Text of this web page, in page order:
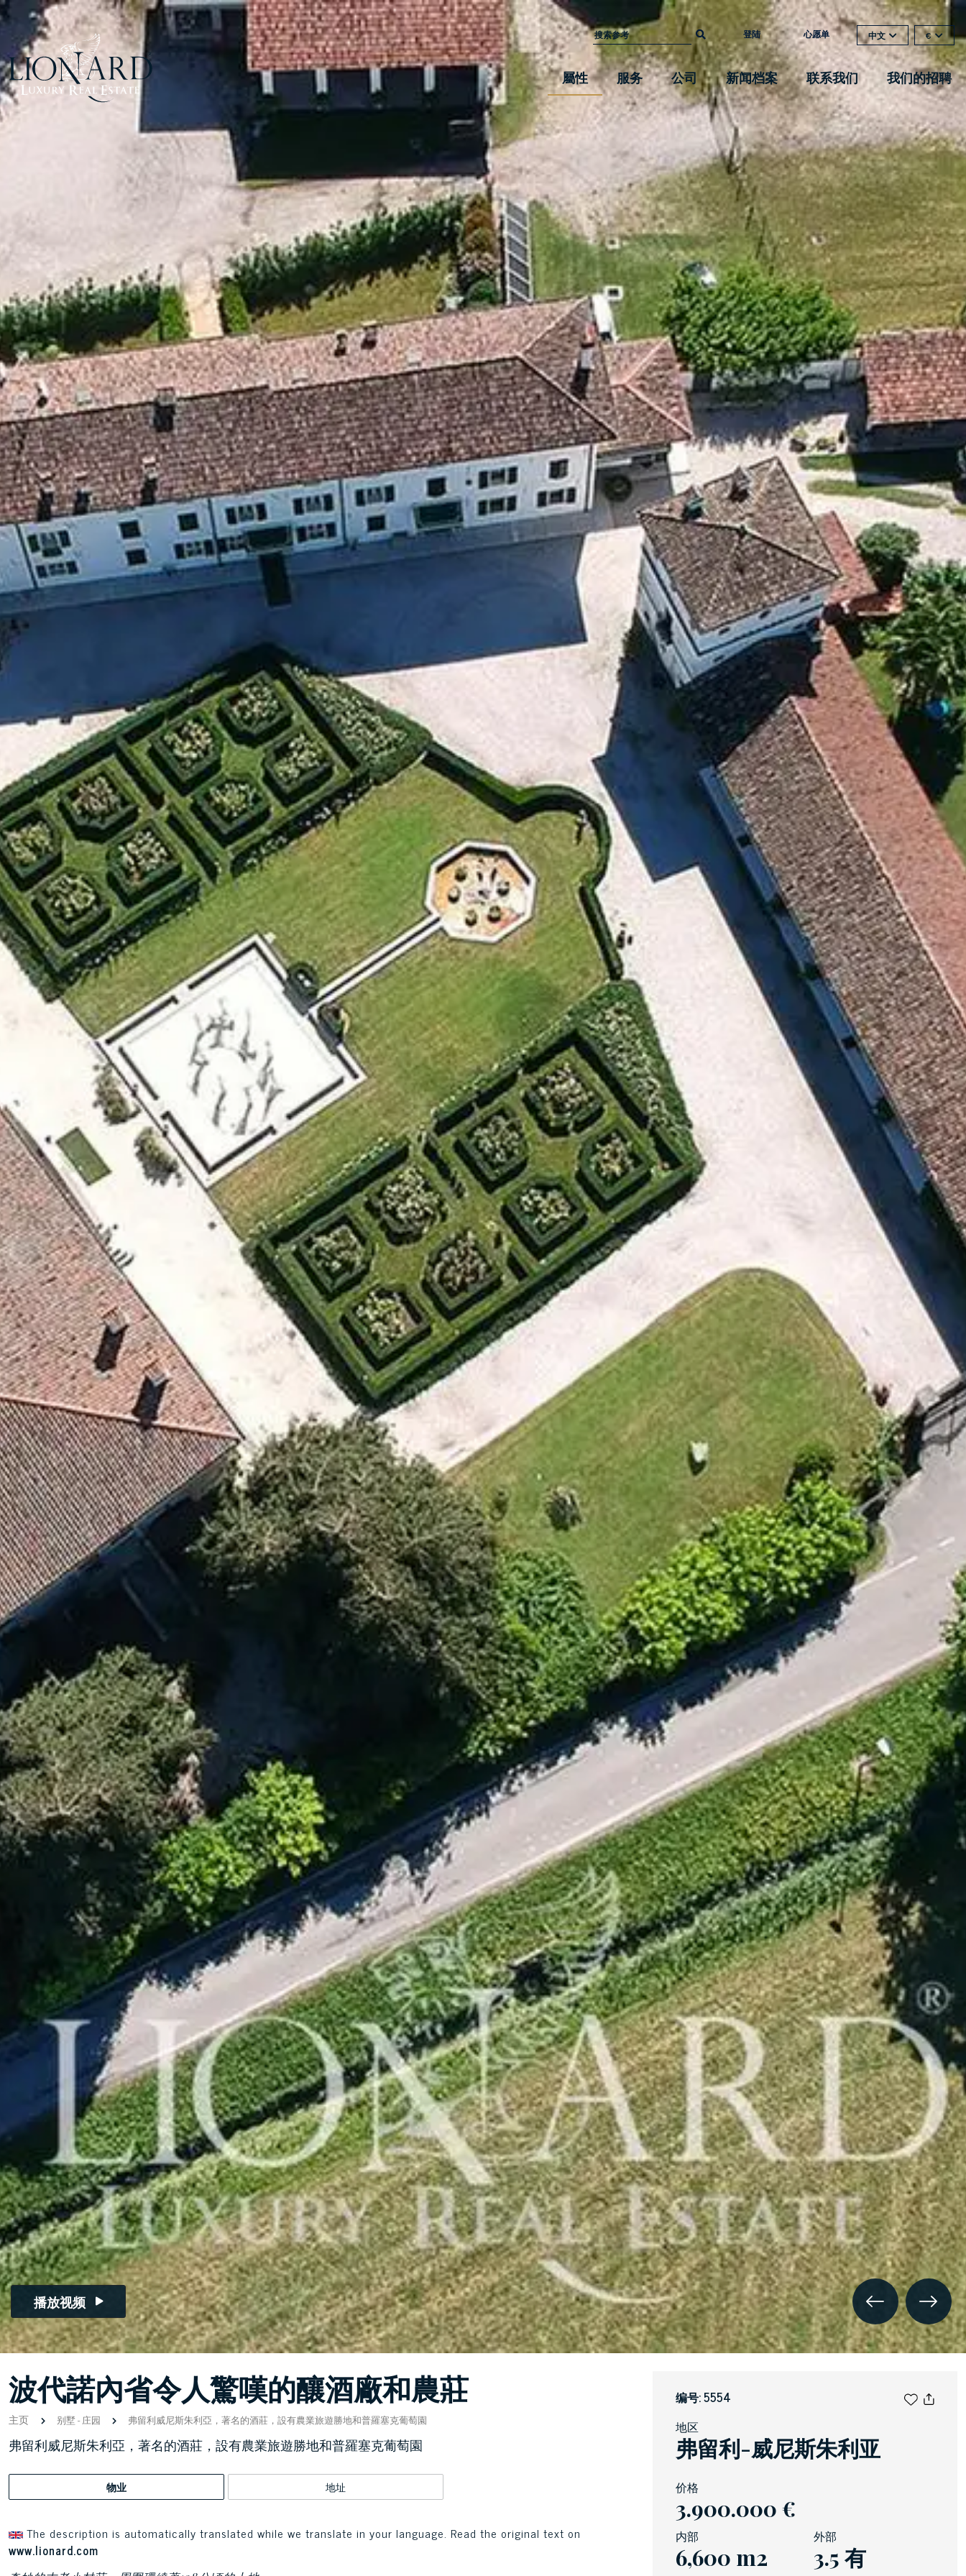
登陆 心愿单 中文 €
屬性 服务 公司 新闻档案 联系我们 我们的招聘
播放视频
波代諾內省令人驚嘆的釀酒廠和農莊
主页 别墅-庄园 弗留利威尼斯朱利亞，著名的酒莊，設有農業旅遊勝地和普羅塞克葡萄園
弗留利威尼斯朱利亞，著名的酒莊，設有農業旅遊勝地和普羅塞克葡萄園
物业 地址
The description is automatically translated while we translate in your language. Read the original text on
www.lionard.com
编号: 5554
地区
弗留利-威尼斯朱利亚
价格
3.900.000 €
内部
6,600 m2
外部
3.5 有